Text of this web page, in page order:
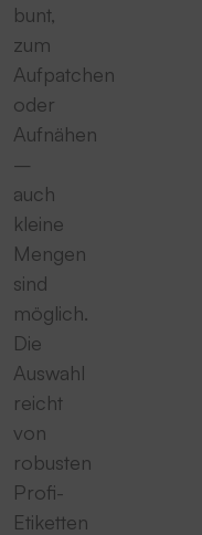
bunt,
zum
Aufpatchen
oder
Aufnähen
–
auch
kleine
Mengen
sind
möglich.
Die
Auswahl
reicht
von
robusten
Profi-
Etiketten